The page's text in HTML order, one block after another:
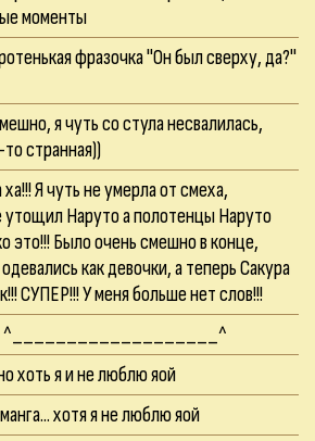
моменты
фразочка "Он был сверху, да?"
я чуть со стула несвалилась,
странная))
ха!!! Я чуть не умерла от смеха,
утощил Наруто а полотенцы Наруто
это!!! Было очень смешно в конце,
как девочки, а теперь Сакура
СУПЕР!!! У меня больше нет слов!!!
^___________________^
хоть я и не люблю яой
хотя я не люблю яой